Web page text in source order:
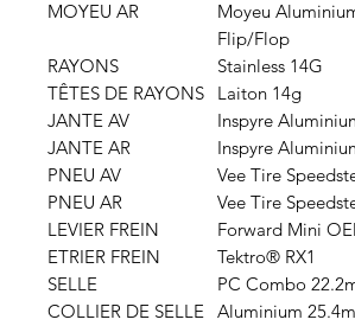
MOYEU AR
Moyeu
Flip/Flop
RAYONS
Stainless 14G
TÊTES DE RAYONS
Laiton 14g
JANTE AV
Inspyre
JANTE AR
Inspyre
PNEU AV
Vee Tire
PNEU AR
Vee Tire
LEVIER FREIN
Forward Mini
ETRIER FREIN
Tektro® RX1
SELLE
PC Combo
COLLIER DE SELLE Aluminium